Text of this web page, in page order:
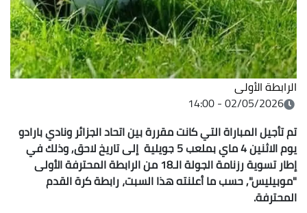
الرابطة الأولى
02/05/2026 - 14:00
تم تأجيل المباراة التي كانت مقررة بين اتحاد الجزائر ونادي بارادو
يوم الاثنين 4 ماي بملعب 5 جويلية إلى تاريخ لاحق, وذلك في
إطار تسوية رزنامة الجولة الـ18 من الرابطة المحترفة الأولى
"موبيليس", حسب ما أعلنته هذا السبت، رابطة كرة القدم
المحترفة.